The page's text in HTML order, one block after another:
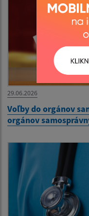
29.06.2026
Voľby do orgánov
orgánov